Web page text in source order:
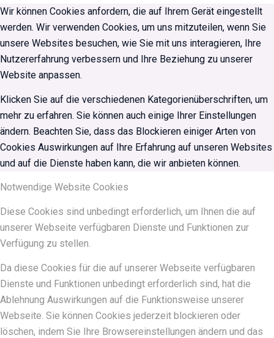
Wir können Cookies anfordern, die auf Ihrem Gerät eingestellt
werden. Wir verwenden Cookies, um uns mitzuteilen, wenn Sie
unsere Websites besuchen, wie Sie mit uns interagieren, Ihre
Nutzererfahrung verbessern und Ihre Beziehung zu unserer
Website anpassen.
Klicken Sie auf die verschiedenen Kategorienüberschriften, um
mehr zu erfahren. Sie können auch einige Ihrer Einstellungen
ändern. Beachten Sie, dass das Blockieren einiger Arten von
Cookies Auswirkungen auf Ihre Erfahrung auf unseren Websites
und auf die Dienste haben kann, die wir anbieten können.
Notwendige Website Cookies
Diese Cookies sind unbedingt erforderlich, um Ihnen die auf
unserer Webseite verfügbaren Dienste und Funktionen zur
Verfügung zu stellen.
Da diese Cookies für die auf unserer Webseite verfügbaren
Dienste und Funktionen unbedingt erforderlich sind, hat die
Ablehnung Auswirkungen auf die Funktionsweise unserer
Webseite. Sie können Cookies jederzeit blockieren oder
löschen, indem Sie Ihre Browsereinstellungen ändern und das